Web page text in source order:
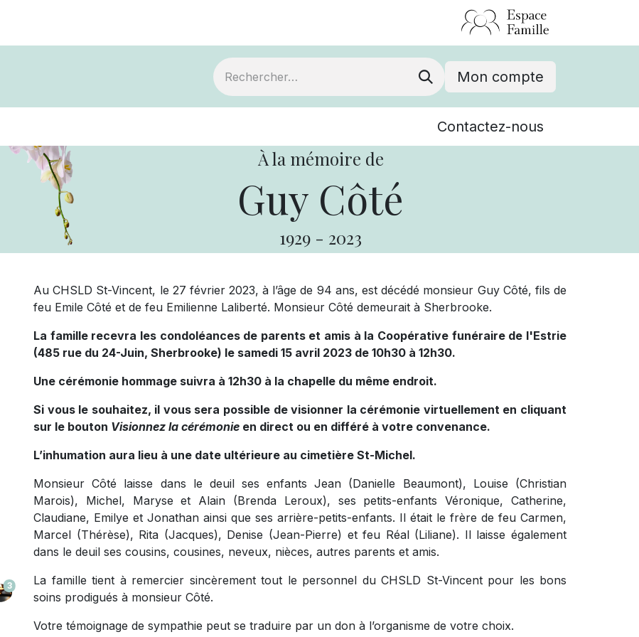
Mon compte
Événements
Contactez-nous
À la mémoire de
Guy Côté
1929 - 2023
3
Au CHSLD St-Vincent, le 27 février 2023, à l’âge de 94 ans, est décédé monsieur Guy Côté, fils de
feu Emile Côté et de feu Emilienne Laliberté. Monsieur Côté demeurait à Sherbrooke.
La famille recevra les condoléances de parents et amis à la Coopérative funéraire de l'Estrie
(485 rue du 24-Juin, Sherbrooke) le samedi 15 avril 2023 de 10h30 à 12h30.
Une cérémonie hommage suivra à 12h30 à la chapelle du même endroit.
Si vous le souhaitez, il vous sera possible de visionner la cérémonie virtuellement en cliquant
sur le bouton Visionnez la cérémonie en direct ou en différé à votre convenance.
L’inhumation aura lieu à une date ultérieure au cimetière St-Michel.
Monsieur Côté laisse dans le deuil ses enfants Jean (Danielle Beaumont), Louise (Christian
Marois), Michel, Maryse et Alain (Brenda Leroux), ses petits-enfants Véronique, Catherine,
Claudiane, Emilye et Jonathan ainsi que ses arrière-petits-enfants. Il était le frère de feu Carmen,
Marcel (Thérèse), Rita (Jacques), Denise (Jean-Pierre) et feu Réal (Liliane). Il laisse également
dans le deuil ses cousins, cousines, neveux, nièces, autres parents et amis.
La famille tient à remercier sincèrement tout le personnel du CHSLD St-Vincent pour les bons
soins prodigués à monsieur Côté.
Votre témoignage de sympathie peut se traduire par un don à l’organisme de votre choix.